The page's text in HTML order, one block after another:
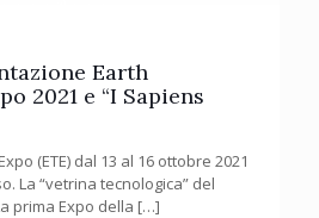
Earth
2021 e “I Sapiens
(ETE) dal 13 al 16 ottobre 2021
La “vetrina tecnologica” del
prima Expo della […]